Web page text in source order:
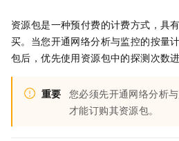
资源包是一种预付费的计费方式，具
买。当您开通网络分析与监控的按量
包后，优先使用资源包中的探测次数
重要 您必须先开通网络分析
才能订购其资源包。